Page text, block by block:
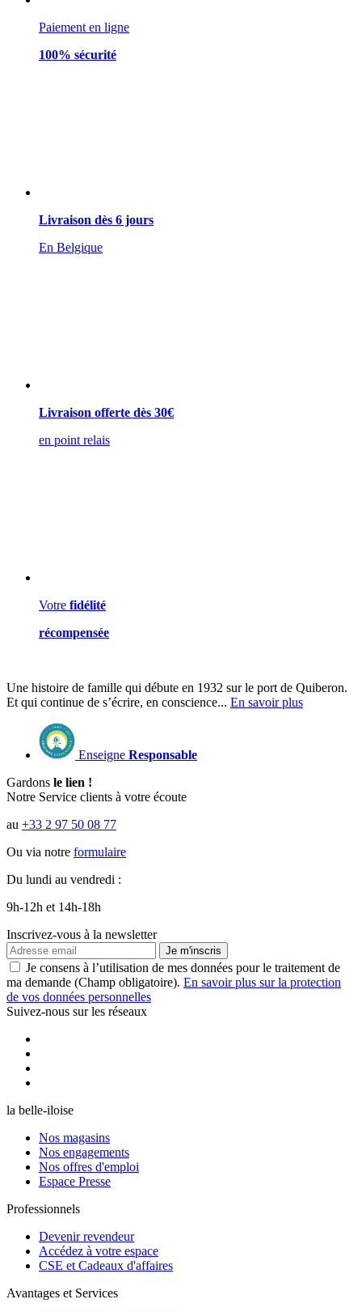
Paiement en ligne
100% sécurité
Livraison dès 6 jours
En Belgique
Livraison offerte dès 30€
en point relais
Votre fidélité
récompensée
Une histoire de famille qui débute en 1932 sur le port de Quiberon.
Et qui continue de s’écrire, en conscience... En savoir plus
Enseigne Responsable
Gardons le lien !
Notre Service clients à votre écoute
au +33 2 97 50 08 77
Ou via notre formulaire
Du lundi au vendredi :
9h-12h et 14h-18h
Inscrivez-vous à la newsletter
Je m'inscris
Je consens à l’utilisation de mes données pour le traitement de
ma demande (Champ obligatoire). En savoir plus sur la protection
de vos données personnelles
Suivez-nous sur les réseaux
la belle-iloise
Nos magasins
Nos engagements
Nos offres d'emploi
Espace Presse
Professionnels
Devenir revendeur
Accédez à votre espace
CSE et Cadeaux d'affaires
Avantages et Services